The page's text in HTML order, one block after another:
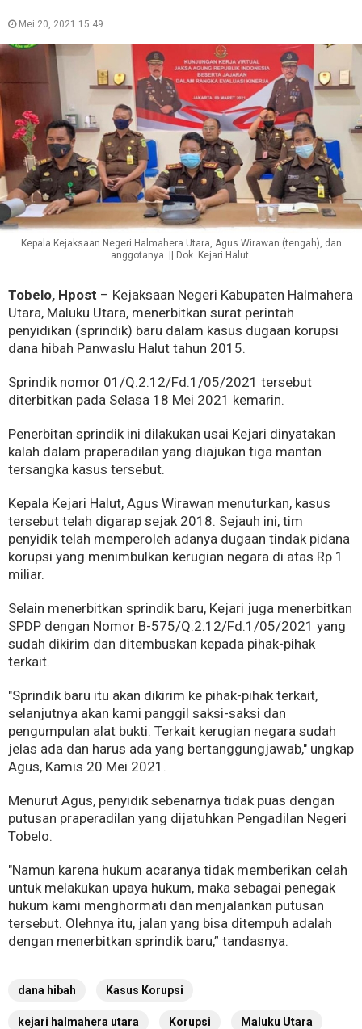
Mei 20, 2021 15:49
Kepala Kejaksaan Negeri Halmahera Utara, Agus Wirawan (tengah), dan
anggotanya. || Dok. Kejari Halut.
Tobelo, Hpost – Kejaksaan Negeri Kabupaten Halmahera
Utara, Maluku Utara, menerbitkan surat perintah
penyidikan (sprindik) baru dalam kasus dugaan korupsi
dana hibah Panwaslu Halut tahun 2015.
Sprindik nomor 01/Q.2.12/Fd.1/05/2021 tersebut
diterbitkan pada Selasa 18 Mei 2021 kemarin.
Penerbitan sprindik ini dilakukan usai Kejari dinyatakan
kalah dalam praperadilan yang diajukan tiga mantan
tersangka kasus tersebut.
Kepala Kejari Halut, Agus Wirawan menuturkan, kasus
tersebut telah digarap sejak 2018. Sejauh ini, tim
penyidik telah memperoleh adanya dugaan tindak pidana
korupsi yang menimbulkan kerugian negara di atas Rp 1
miliar.
Selain menerbitkan sprindik baru, Kejari juga menerbitkan
SPDP dengan Nomor B-575/Q.2.12/Fd.1/05/2021 yang
sudah dikirim dan ditembuskan kepada pihak-pihak
terkait.
"Sprindik baru itu akan dikirim ke pihak-pihak terkait,
selanjutnya akan kami panggil saksi-saksi dan
pengumpulan alat bukti. Terkait kerugian negara sudah
jelas ada dan harus ada yang bertanggungjawab," ungkap
Agus, Kamis 20 Mei 2021.
Menurut Agus, penyidik sebenarnya tidak puas dengan
putusan praperadilan yang dijatuhkan Pengadilan Negeri
Tobelo.
"Namun karena hukum acaranya tidak memberikan celah
untuk melakukan upaya hukum, maka sebagai penegak
hukum kami menghormati dan menjalankan putusan
tersebut. Olehnya itu, jalan yang bisa ditempuh adalah
dengan menerbitkan sprindik baru,” tandasnya.
dana hibah Kasus Korupsi
kejari halmahera utara Korupsi Maluku Utara